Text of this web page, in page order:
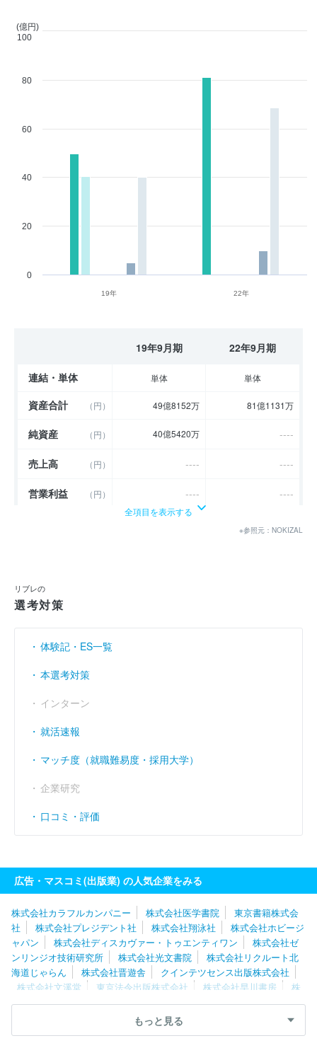
19年 22年
0
20
40
60
80
(億円)
100
19年9月期 22年9月期
連結・単体 単体 単体
資産合計 （円） 49億8152万 81億1131万
純資産 （円） 40億5420万 ----
売上高 （円） ---- ----
営業利益 （円） ---- ----
売上伸び率
経常利益率 （％）
全項目を表示する
※参照元：NOKIZAL
リブレの
選考対策
体験記・ES一覧
本選考対策
インターン
就活速報
マッチ度（就職難易度・採用大学）
企業研究
口コミ・評価
広告・マスコミ(出版業) の人気企業をみる
株式会社カラフルカンパニー 株式会社医学書院
東京書籍株式会
社
株式会社プレジデント社 株式会社翔泳社
株式会社ホビージ
ャパン
株式会社ディスカヴァー・トゥエンティワン
株式会社ゼ
ンリンジオ技術研究所
株式会社光文書院
株式会社リクルート北
海道じゃらん
株式会社晋遊舎
クインテツセンス出版株式会社
株式会社文溪堂
東京法令出版株式会社 株式会社早川書房
株
式会社増進堂
株式会社エス・ピー・シー
ＭＢＫ Ｗｅｌｌｎｅ
有限会社ウルトラハウス
株式会社アイクコーポレ
ーション
もっと見る